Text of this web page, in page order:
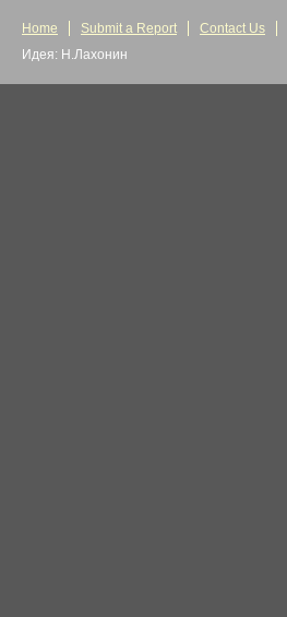
Home Submit a Report Contact Us
Идея: Н.Лахонин